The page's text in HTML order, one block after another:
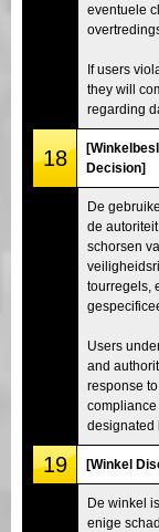
eventuele
If users
they will
regarding
18
Decision]
De
de
schorsen
tourregels,
Users
and
response
compliance
designated
19 [Winkel
De winkel
enige